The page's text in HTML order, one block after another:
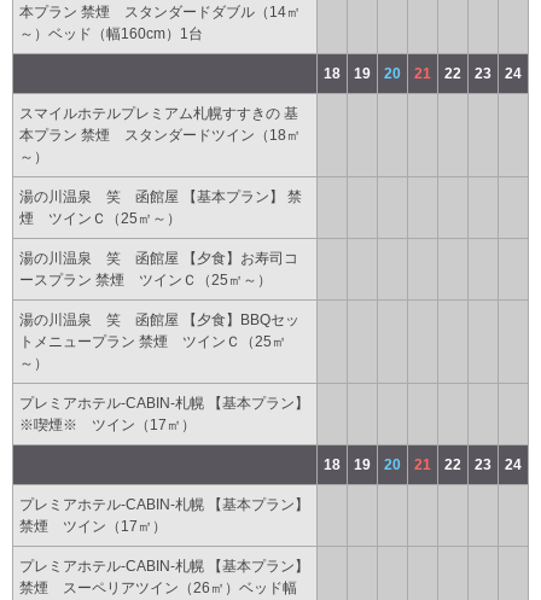
本プラン 禁煙 スタンダードダブル（14㎡
～）ベッド（幅160cm）1台
18 19 20 21 22 23 24
スマイルホテルプレミアム札幌すすきの 基
本プラン 禁煙 スタンダードツイン（18㎡
～）
湯の川温泉 笑 函館屋 【基本プラン】 禁
煙 ツインＣ（25㎡～）
湯の川温泉 笑 函館屋 【夕食】お寿司コ
ースプラン 禁煙 ツインＣ（25㎡～）
湯の川温泉 笑 函館屋 【夕食】BBQセッ
トメニュープラン 禁煙 ツインＣ（25㎡
～）
プレミアホテル-CABIN-札幌 【基本プラン】
※喫煙※ ツイン（17㎡）
18 19 20 21 22 23 24
プレミアホテル-CABIN-札幌 【基本プラン】
禁煙 ツイン（17㎡）
プレミアホテル-CABIN-札幌 【基本プラン】
禁煙 スーペリアツイン（26㎡）ベッド幅